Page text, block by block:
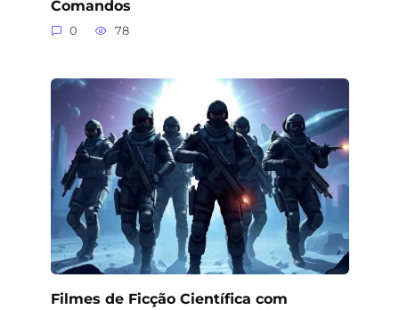
Comandos
0 78
Filmes de Ficção Científica com